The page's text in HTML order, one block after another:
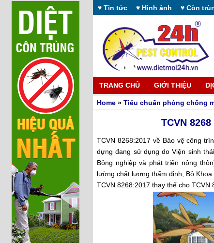
♥ Tin tức ♥ Hình ảnh ♥ Côn
TRANG CHỦ GIỚI THIỆU
Home » Tiêu chuẩn phòng chống
TCVN
TCVN 8268:2017 về Bảo vệ công
dựng đang sử dụng do Viện sinh
Bông nghiệp và phát triển nông
lường chất lượng thẩm định, Bộ Khoa
TCVN 8268:2017 thay thế cho TCVN